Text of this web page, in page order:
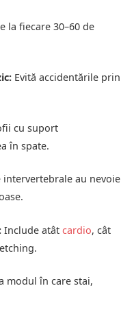
la fiecare 30–60 de
Evită accidentările prin
cu suport
în spate.
intervertebrale au nevoie
Include atât cardio, cât
modul în care stai,